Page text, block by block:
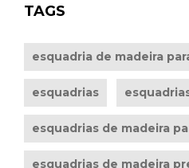
TAGS
esquadria de madeira
esquadrias
esquadrias de madeira
esquadrias de madeira